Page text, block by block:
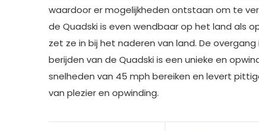
waardoor er mogelijkheden ontstaan om te
de Quadski is even wendbaar op het land als
zet ze in bij het naderen van land. De
berijden van de Quadski is een unieke en
snelheden van 45 mph bereiken en levert
van plezier en opwinding.